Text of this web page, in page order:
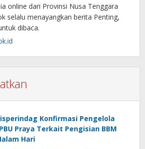
online dari Provinsi Nusa Tenggara
selalu menayangkan berita Penting,
dibaca.
Konfirmasi Pengelola
Praya Terkait Pengisian BBM
Hari